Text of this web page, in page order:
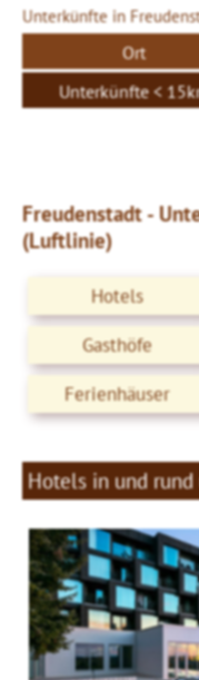
Unterkünfte in
Ort
Unterkünfte <
Freudenstadt -
(Luftlinie)
Hotels
Gasthöfe
Ferienhäuser
Hotels in und